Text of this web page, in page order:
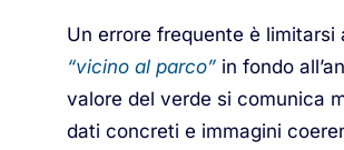
Un errore frequente è limitarsi
“vicino al parco” in fondo
valore del verde si comunica
dati concreti e immagini